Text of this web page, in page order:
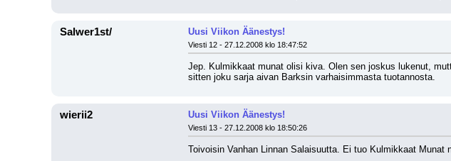
Salwer1st/ Uusi Viikon Äänestys!
Viesti 12 - 27.12.2008 klo 18:47:52
Jep. Kulmikkaat munat olisi kiva. Olen sen joskus lukenut,
sitten joku sarja aivan Barksin varhaisimmasta tuotannosta.
wierii2 Uusi Viikon Äänestys!
Viesti 13 - 27.12.2008 klo 18:50:26
Toivoisin Vanhan Linnan Salaisuutta. Ei tuo Kulmikkaat Munat